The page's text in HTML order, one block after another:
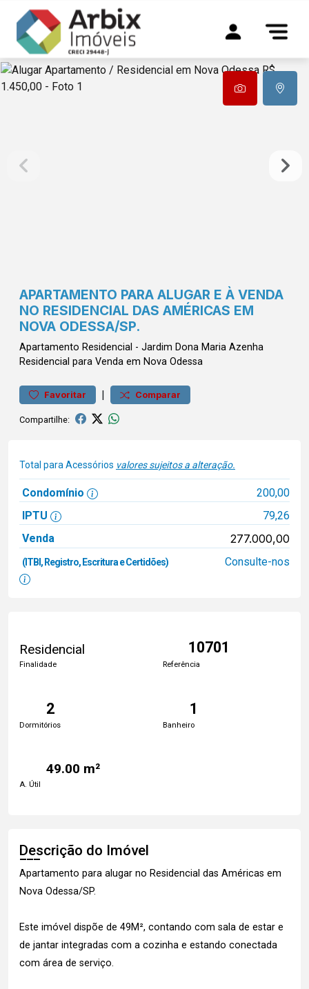
APARTAMENTO PARA ALUGAR E À VENDA
NO RESIDENCIAL DAS AMÉRICAS EM
NOVA ODESSA/SP.
Apartamento Residencial - Jardim Dona Maria Azenha
Residencial para Venda em Nova Odessa
Favoritar | Comparar
Compartilhe:
Total para Acessórios valores sujeitos a alteração.
Condomínio
200,00
IPTU
79,26
Venda
277.000,00
(ITBI, Registro, Escritura e Certidões) Consulte-nos
Residencial
Finalidade
10701
Referência
2
Dormitórios
1
Banheiro
49.00 m²
A. Útil
Descrição do Imóvel
Apartamento para alugar no Residencial das Américas em
Nova Odessa/SP.
Este imóvel dispõe de 49M², contando com sala de estar e
de jantar integradas com a cozinha e estando conectada
com área de serviço.